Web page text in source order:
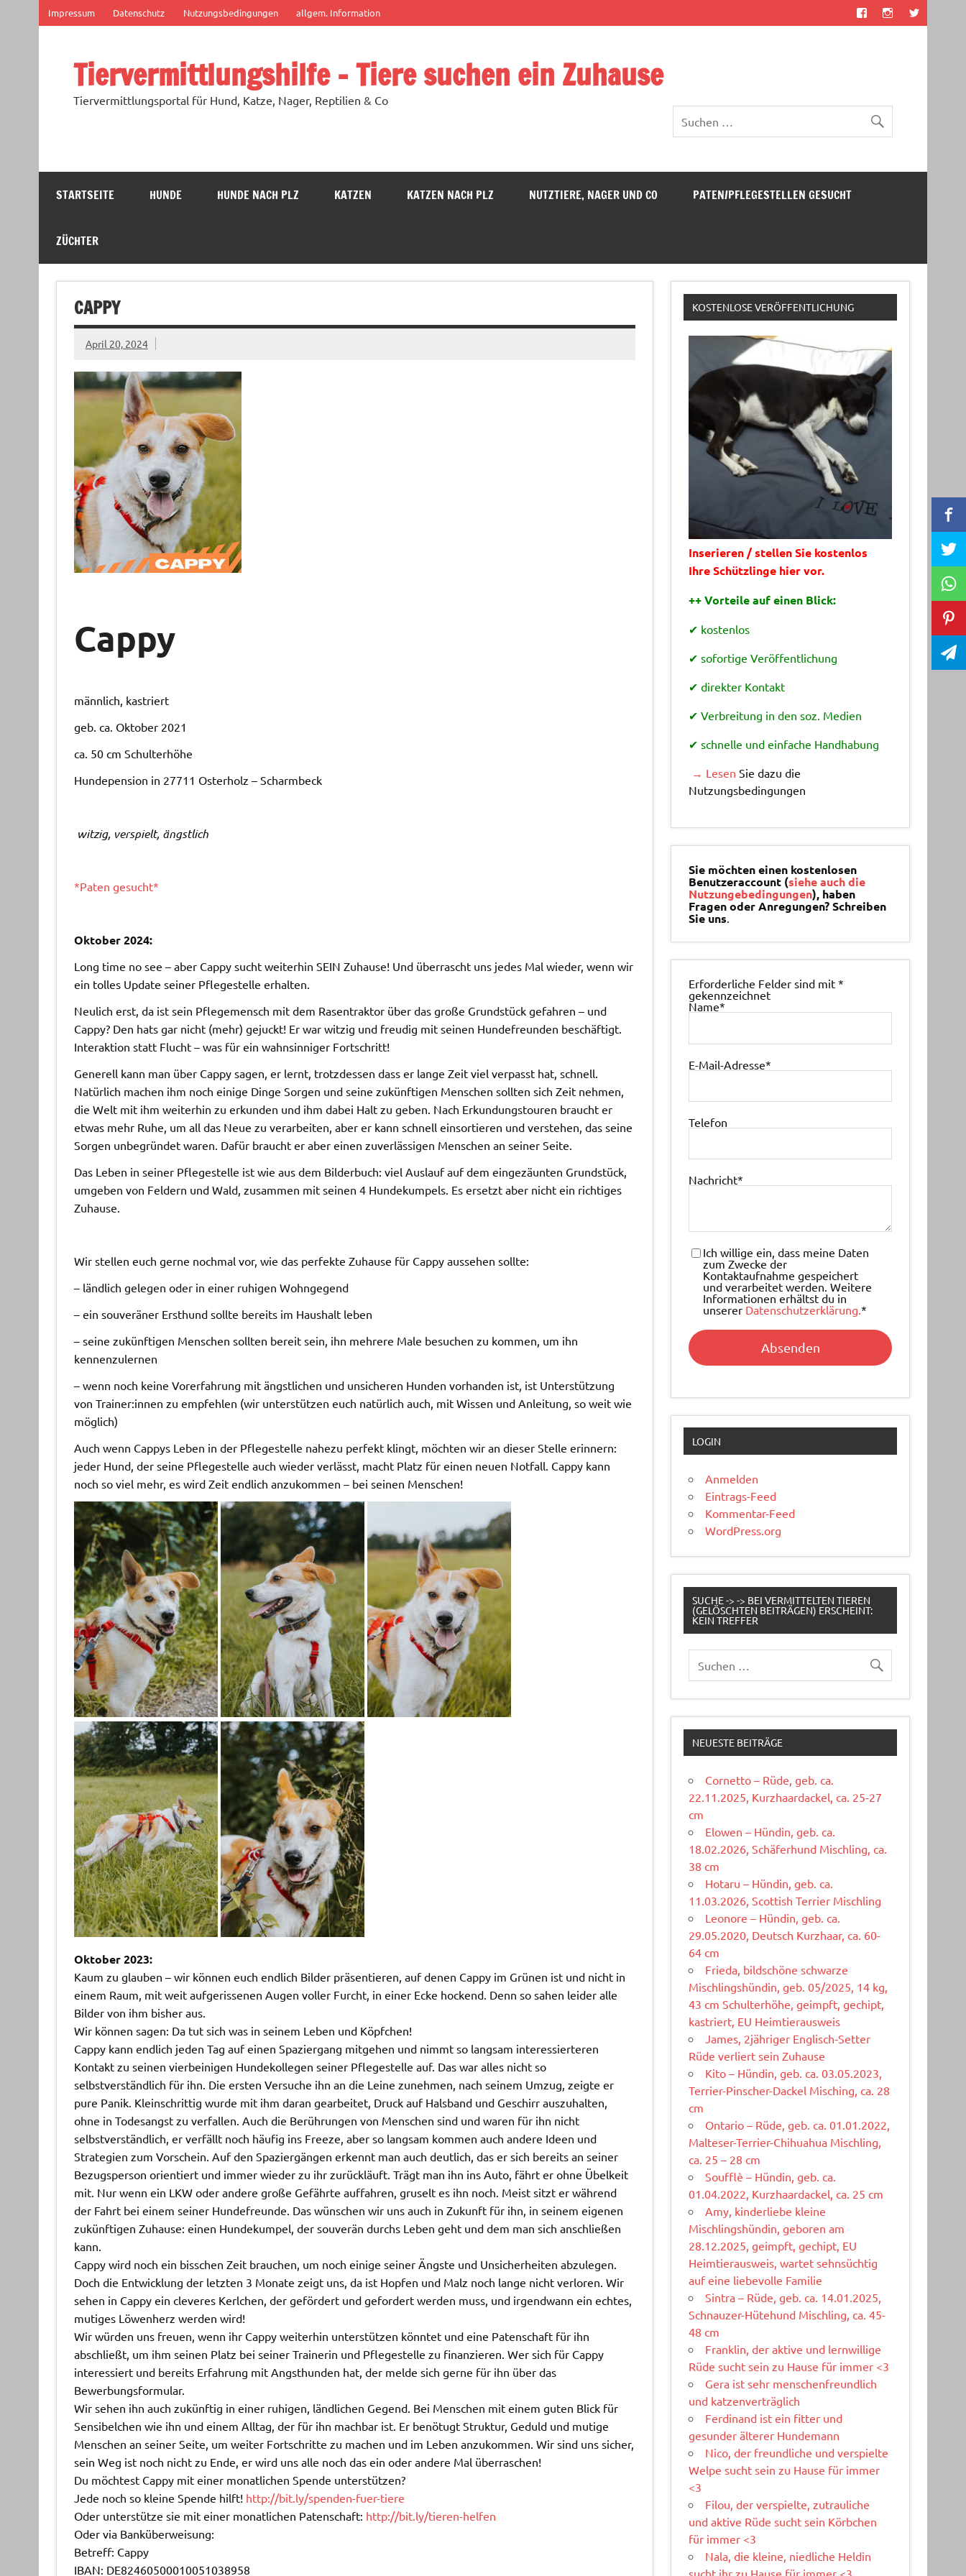
springen
Impressum Datenschutz Nutzungsbedingungen allgem. Information
Tiervermittlungshilfe – Tiere suchen ein Zuhause
Tiervermittlungsportal für Hund, Katze, Nager, Reptilien & Co
STARTSEITE HUNDE HUNDE NACH PLZ KATZEN KATZEN NACH PLZ NUTZTIERE, NAGER UND CO PATEN/PFLEGESTELLEN GESUCHT
ZÜCHTER
CAPPY
April 20, 2024
Cappy
männlich, kastriert
geb. ca. Oktober 2021
ca. 50 cm Schulterhöhe
Hundepension in 27711 Osterholz – Scharmbeck
witzig, verspielt, ängstlich
*Paten gesucht*
Oktober 2024:
Long time no see – aber Cappy sucht weiterhin SEIN Zuhause! Und überrascht uns jedes Mal wieder, wenn wir
ein tolles Update seiner Pflegestelle erhalten.
Neulich erst, da ist sein Pflegemensch mit dem Rasentraktor über das große Grundstück gefahren – und
Cappy? Den hats gar nicht (mehr) gejuckt! Er war witzig und freudig mit seinen Hundefreunden beschäftigt.
Interaktion statt Flucht – was für ein wahnsinniger Fortschritt!
Generell kann man über Cappy sagen, er lernt, trotzdessen dass er lange Zeit viel verpasst hat, schnell.
Natürlich machen ihm noch einige Dinge Sorgen und seine zukünftigen Menschen sollten sich Zeit nehmen,
die Welt mit ihm weiterhin zu erkunden und ihm dabei Halt zu geben. Nach Erkundungstouren braucht er
etwas mehr Ruhe, um all das Neue zu verarbeiten, aber er kann schnell einsortieren und verstehen, das seine
Sorgen unbegründet waren. Dafür braucht er aber einen zuverlässigen Menschen an seiner Seite.
Das Leben in seiner Pflegestelle ist wie aus dem Bilderbuch: viel Auslauf auf dem eingezäunten Grundstück,
umgeben von Feldern und Wald, zusammen mit seinen 4 Hundekumpels. Es ersetzt aber nicht ein richtiges
Zuhause.
Wir stellen euch gerne nochmal vor, wie das perfekte Zuhause für Cappy aussehen sollte:
– ländlich gelegen oder in einer ruhigen Wohngegend
– ein souveräner Ersthund sollte bereits im Haushalt leben
– seine zukünftigen Menschen sollten bereit sein, ihn mehrere Male besuchen zu kommen, um ihn
kennenzulernen
– wenn noch keine Vorerfahrung mit ängstlichen und unsicheren Hunden vorhanden ist, ist Unterstützung
von Trainer:innen zu empfehlen (wir unterstützen euch natürlich auch, mit Wissen und Anleitung, so weit wie
möglich)
Auch wenn Cappys Leben in der Pflegestelle nahezu perfekt klingt, möchten wir an dieser Stelle erinnern:
jeder Hund, der seine Pflegestelle auch wieder verlässt, macht Platz für einen neuen Notfall. Cappy kann
noch so viel mehr, es wird Zeit endlich anzukommen – bei seinen Menschen!
Oktober 2023:
Kaum zu glauben – wir können euch endlich Bilder präsentieren, auf denen Cappy im Grünen ist und nicht in
einem Raum, mit weit aufgerissenen Augen voller Furcht, in einer Ecke hockend. Denn so sahen leider alle
Bilder von ihm bisher aus.
Wir können sagen: Da tut sich was in seinem Leben und Köpfchen!
Cappy kann endlich jeden Tag auf einen Spaziergang mitgehen und nimmt so langsam interessierteren
Kontakt zu seinen vierbeinigen Hundekollegen seiner Pflegestelle auf. Das war alles nicht so
selbstverständlich für ihn. Die ersten Versuche ihn an die Leine zunehmen, nach seinem Umzug, zeigte er
pure Panik. Kleinschrittig wurde mit ihm daran gearbeitet, Druck auf Halsband und Geschirr auszuhalten,
ohne in Todesangst zu verfallen. Auch die Berührungen von Menschen sind und waren für ihn nicht
selbstverständlich, er verfällt noch häufig ins Freeze, aber so langsam kommen auch andere Ideen und
Strategien zum Vorschein. Auf den Spaziergängen erkennt man auch deutlich, das er sich bereits an seiner
Bezugsperson orientiert und immer wieder zu ihr zurückläuft. Trägt man ihn ins Auto, fährt er ohne Übelkeit
mit. Nur wenn ein LKW oder andere große Gefährte auffahren, gruselt es ihn noch. Meist sitzt er während
der Fahrt bei einem seiner Hundefreunde. Das wünschen wir uns auch in Zukunft für ihn, in seinem eigenen
zukünftigen Zuhause: einen Hundekumpel, der souverän durchs Leben geht und dem man sich anschließen
kann.
Cappy wird noch ein bisschen Zeit brauchen, um noch einige seiner Ängste und Unsicherheiten abzulegen.
Doch die Entwicklung der letzten 3 Monate zeigt uns, da ist Hopfen und Malz noch lange nicht verloren. Wir
sehen in Cappy ein cleveres Kerlchen, der gefördert und gefordert werden muss, und irgendwann ein echtes,
mutiges Löwenherz werden wird!
Wir würden uns freuen, wenn ihr Cappy weiterhin unterstützen könntet und eine Patenschaft für ihn
abschließt, um ihm seinen Platz bei seiner Trainerin und Pflegestelle zu finanzieren. Wer sich für Cappy
interessiert und bereits Erfahrung mit Angsthunden hat, der melde sich gerne für ihn über das
Bewerbungsformular.
Wir sehen ihn auch zukünftig in einer ruhigen, ländlichen Gegend. Bei Menschen mit einem guten Blick für
Sensibelchen wie ihn und einem Alltag, der für ihn machbar ist. Er benötugt Struktur, Geduld und mutige
Menschen an seiner Seite, um weiter Fortschritte zu machen und im Leben anzukommen. Wir sind uns sicher,
sein Weg ist noch nicht zu Ende, er wird uns alle noch das ein oder andere Mal überraschen!
Du möchtest Cappy mit einer monatlichen Spende unterstützen?
Jede noch so kleine Spende hilft! http://bit.ly/spenden-fuer-tiere
Oder unterstütze sie mit einer monatlichen Patenschaft: http://bit.ly/tieren-helfen
Oder via Banküberweisung:
Betreff: Cappy
IBAN: DE82460500010051038958
KOSTENLOSE VERÖFFENTLICHUNG
Inserieren / stellen Sie kostenlos
Ihre Schützlinge hier vor.
++ Vorteile auf einen Blick:
✔ kostenlos
✔ sofortige Veröffentlichung
✔ direkter Kontakt
✔ Verbreitung in den soz. Medien
✔ schnelle und einfache Handhabung
→ Lesen Sie dazu die
Nutzungsbedingungen
Sie möchten einen kostenlosen
Benutzeraccount (siehe auch die
Nutzungebedingungen), haben
Fragen oder Anregungen? Schreiben
Sie uns.
Erforderliche Felder sind mit*
gekennzeichnet
Name*
E-Mail-Adresse*
Telefon
Nachricht*
Ich willige ein, dass meine Daten
zum Zwecke der
Kontaktaufnahme gespeichert
und verarbeitet werden. Weitere
Informationen erhältst du in
unserer Datenschutzerklärung.*
LOGIN
Anmelden
Eintrags-Feed
Kommentar-Feed
WordPress.org
SUCHE -> -> BEI VERMITTELTEN TIEREN
(GELÖSCHTEN BEITRÄGEN) ERSCHEINT:
KEIN TREFFER
NEUESTE BEITRÄGE
Cornetto – Rüde, geb. ca.
22.11.2025, Kurzhaardackel, ca. 25-27
cm
Elowen – Hündin, geb. ca.
18.02.2026, Schäferhund Mischling, ca.
38 cm
Hotaru – Hündin, geb. ca.
11.03.2026, Scottish Terrier Mischling
Leonore – Hündin, geb. ca.
29.05.2020, Deutsch Kurzhaar, ca. 60-
64 cm
Frieda, bildschöne schwarze
Mischlingshündin, geb. 05/2025, 14 kg,
43 cm Schulterhöhe, geimpft, gechipt,
kastriert, EU Heimtierausweis
James, 2jähriger Englisch-Setter
Rüde verliert sein Zuhause
Kito – Hündin, geb. ca. 03.05.2023,
Terrier-Pinscher-Dackel Misching, ca. 28
cm
Ontario – Rüde, geb. ca. 01.01.2022,
Malteser-Terrier-Chihuahua Mischling,
ca. 25 – 28 cm
Soufflè – Hündin, geb. ca.
01.04.2022, Kurzhaardackel, ca. 25 cm
Amy, kinderliebe kleine
Mischlingshündin, geboren am
28.12.2025, geimpft, gechipt, EU
Heimtierausweis, wartet sehnsüchtig
auf eine liebevolle Familie
Sintra – Rüde, geb. ca. 14.01.2025,
Schnauzer-Hütehund Mischling, ca. 45-
48 cm
Franklin, der aktive und lernwillige
Rüde sucht sein zu Hause für immer <3
Gera ist sehr menschenfreundlich
und katzenverträglich
Ferdinand ist ein fitter und
gesunder älterer Hundemann
Nico, der freundliche und verspielte
Welpe sucht sein zu Hause für immer
<3
Filou, der verspielte, zutrauliche
und aktive Rüde sucht sein Körbchen
für immer <3
Nala, die kleine, niedliche Heldin